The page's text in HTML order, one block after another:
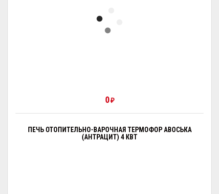
0₽
ПЕЧЬ ОТОПИТЕЛЬНО-ВАРОЧНАЯ ТЕРМОФОР АВОСЬКА
(АНТРАЦИТ) 4 КВТ